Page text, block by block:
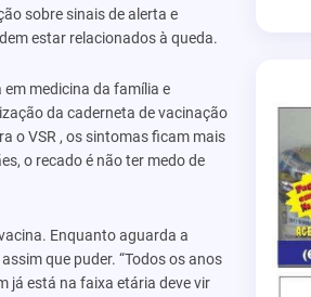
sobre sinais de alerta e
estar relacionados à queda.
em medicina da família e
da caderneta de vacinação
o VSR , os sintomas ficam mais
o recado é não ter medo de
Enquanto aguarda a
que puder. “Todos os anos
já está na faixa etária deve vir